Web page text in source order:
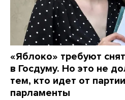
«Яблоко» требуют
в Госдуму. Но это не
тем, кто идет от
парламенты